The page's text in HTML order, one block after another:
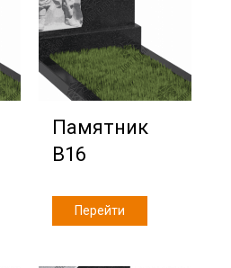
Памятник
В16
Перейти